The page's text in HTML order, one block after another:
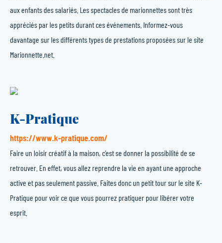
aux enfants des salariés. Les spectacles de marionnettes sont très
appréciés par les petits durant ces événements. Informez-vous
davantage sur les différents types de prestations proposées sur le site
Marionnette.net.
K-Pratique
https://www.k-pratique.com/
Faire un loisir créatif à la maison, c’est se donner la possibilité de se
retrouver. En effet, vous allez reprendre la vie en ayant une approche
active et pas seulement passive. Faites donc un petit tour sur le site K-
Pratique pour voir ce que vous pourrez pratiquer pour libérer votre
esprit.